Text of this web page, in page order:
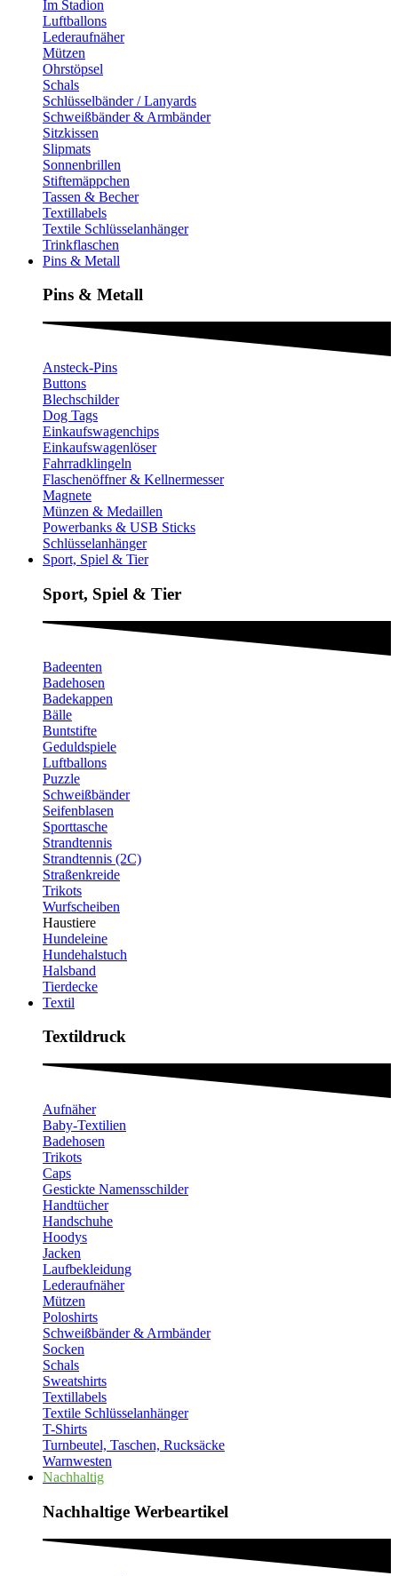
Im Stadion
Luftballons
Lederaufnäher
Mützen
Ohrstöpsel
Schals
Schlüsselbänder / Lanyards
Schweißbänder & Armbänder
Sitzkissen
Slipmats
Sonnenbrillen
Stiftemäppchen
Tassen & Becher
Textillabels
Textile Schlüsselanhänger
Trinkflaschen
Pins & Metall
Pins & Metall​
Ansteck-Pins
Buttons
Blechschilder
Dog Tags
Einkaufswagenchips
Einkaufswagenlöser
Fahrradklingeln
Flaschenöffner & Kellnermesser
Magnete
Münzen & Medaillen
Powerbanks & USB Sticks
Schlüsselanhänger
Sport, Spiel & Tier
Sport, Spiel & Tier
Badeenten
Badehosen
Badekappen
Bälle
Buntstifte
Geduldspiele
Luftballons
Puzzle
Schweißbänder
Seifenblasen
Sporttasche
Strandtennis
Strandtennis (2C)
Straßenkreide
Trikots
Wurfscheiben
Haustiere
Hundeleine
Hundehalstuch
Halsband
Tierdecke
Textil
Textildruck​
Aufnäher
Baby-Textilien
Badehosen
Trikots
Caps
Gestickte Namensschilder
Handtücher
Handschuhe
Hoodys
Jacken
Laufbekleidung
Lederaufnäher
Mützen
Poloshirts
Schweißbänder & Armbänder
Socken
Schals
Sweatshirts
Textillabels
Textile Schlüsselanhänger
T-Shirts
Turnbeutel, Taschen, Rucksäcke
Warnwesten
Nachhaltig
Nachhaltige Werbeartikel​